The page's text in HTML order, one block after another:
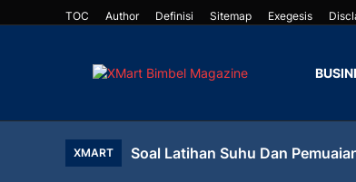
TOC Author Definisi Sitemap Exegesis
XMART Soal Latihan Suhu Dan